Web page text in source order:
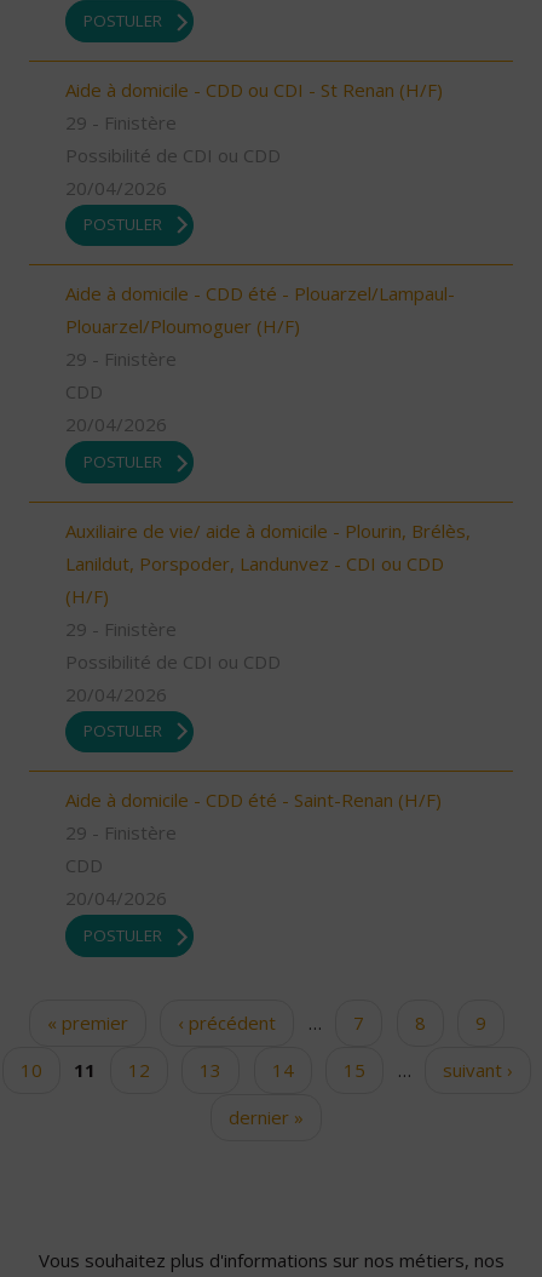
POSTULER
Aide à domicile - CDD ou CDI - St Renan (H/F)
29 - Finistère
Possibilité de CDI ou CDD
20/04/2026
POSTULER
Aide à domicile - CDD été - Plouarzel/Lampaul-
Plouarzel/Ploumoguer (H/F)
29 - Finistère
CDD
20/04/2026
POSTULER
Auxiliaire de vie/ aide à domicile - Plourin, Brélès,
Lanildut, Porspoder, Landunvez - CDI ou CDD
(H/F)
29 - Finistère
Possibilité de CDI ou CDD
20/04/2026
POSTULER
Aide à domicile - CDD été - Saint-Renan (H/F)
29 - Finistère
CDD
20/04/2026
POSTULER
Pages« premier ‹ précédent … 7 8
9
10
11 12 13 14 15 …
suivant ›
dernier »
Vous souhaitez plus d'informations sur nos métiers, nos